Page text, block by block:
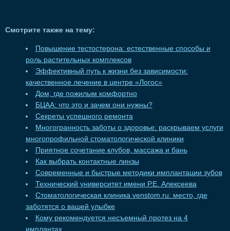
Смотрите также на тему:
Повышение тестостерона: естественные способы и
роль растительных комплексов
Эффективный путь к жизни без зависимости:
качественное лечение в центре «Логос»
Дом, где пожилым комфортно
БЦАА: что это и зачем они нужны?
Секреты успешного ремонта
Многогранность заботы о здоровье: раскрываем услуги
многопрофильной стоматологической клиники
Приятное сочетание клубов, массажа и бань
Как выбрать контактные линзы
Современные и быстрые методики имплантации зубов
Технический университет имени Р.Е. Алексеева
Стоматологическая клиника venstom.ru: место, где
заботятся о вашей улыбке
Кому рекомендуется несъемный протез на 4
имплантах